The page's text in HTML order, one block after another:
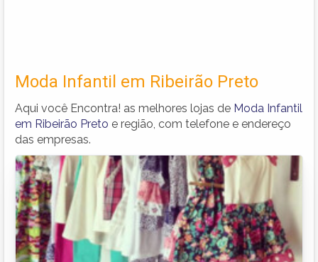
Moda Infantil em Ribeirão Preto
Aqui você Encontra! as melhores lojas de Moda Infantil
em Ribeirão Preto e região, com telefone e endereço
das empresas.